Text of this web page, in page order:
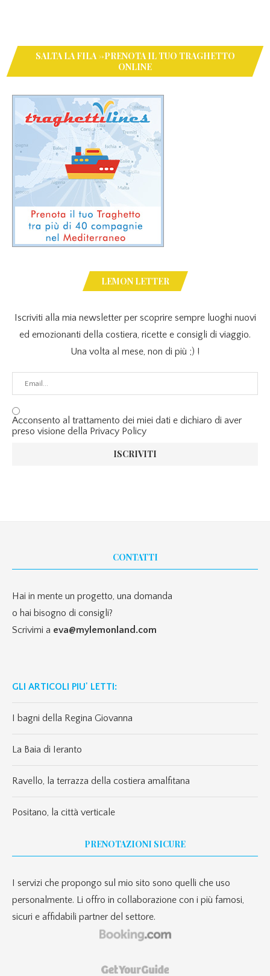
SALTA LA FILA ->PRENOTA IL TUO TRAGHETTO
ONLINE
LEMON LETTER
Iscriviti alla mia newsletter per scoprire sempre luoghi nuovi
ed emozionanti della costiera, ricette e consigli di viaggio.
Una volta al mese, non di più ;) !
Acconsento al trattamento dei miei dati e dichiaro di aver
preso visione della Privacy Policy
CONTATTI
Hai in mente un progetto, una domanda
o hai bisogno di consigli?
Scrivimi a eva@mylemonland.com
GLI ARTICOLI PIU' LETTI:
I bagni della Regina Giovanna
La Baia di Ieranto
Ravello, la terrazza della costiera amalfitana
Positano, la città verticale
PRENOTAZIONI SICURE
I servizi che propongo sul mio sito sono quelli che uso
personalmente. Li offro in collaborazione con i più famosi,
sicuri e affidabili partner del settore.